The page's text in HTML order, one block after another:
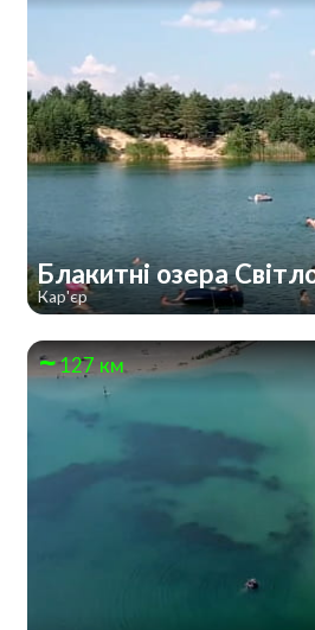
Блакитні озера
Кар'єр
127 км